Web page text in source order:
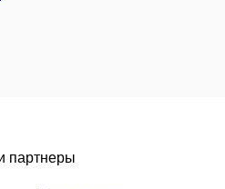
партнеры